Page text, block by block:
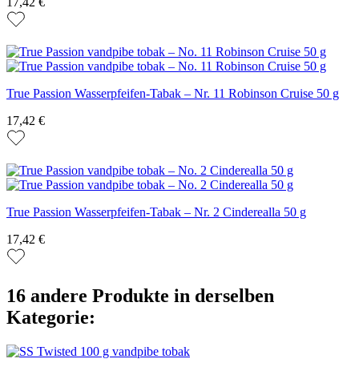
True Passion Wasserpfeifen-Tabak – Nr. 11 Robinson Cruise 50 g
17,42 €
True Passion Wasserpfeifen-Tabak – Nr. 2 Cinderealla 50 g
17,42 €
16 andere Produkte in derselben
Kategorie: